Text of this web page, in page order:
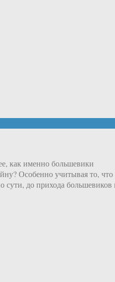
как именно большевики
Особенно учитывая то, что
сути, до прихода большевиков